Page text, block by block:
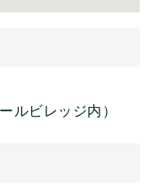
ルビレッジ内）